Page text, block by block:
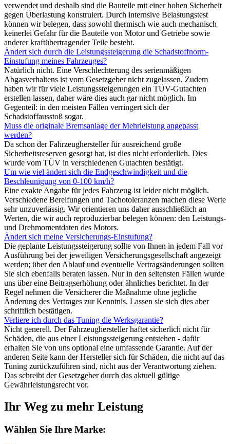
verwendet und deshalb sind die Bauteile mit einer hohen Sicherheit
gegen Überlastung konstruiert. Durch internsive Belastungstest
können wir belegen, dass sowohl thermisch wie auch mechanisch
keinerlei Gefahr für die Bauteile von Motor und Getriebe sowie
anderer kraftübertragender Teile besteht.
Ändert sich durch die Leistungssteigerung die Schadstoffnorm-
Einstufung meines Fahrzeuges?
Natürlich nicht. Eine Verschlechterung des serienmäßigen
Abgasverhaltens ist vom Gesetzgeber nicht zugelassen. Zudem
haben wir für viele Leistungssteigerungen ein TÜV-Gutachten
erstellen lassen, daher wäre dies auch gar nicht möglich. Im
Gegenteil: in den meisten Fällen verringert sich der
Schadstoffausstoß sogar.
Muss die originale Bremsanlage der Mehrleistung angepasst
werden?
Da schon der Fahrzeughersteller für ausreichend große
Sicherheitsreserven gesorgt hat, ist dies nicht erforderlich. Dies
wurde vom TÜV in verschiedenen Gutachten bestätigt.
Um wie viel ändert sich die Endgeschwindigkeit und die
Beschleunigung von 0-100 km/h?
Eine exakte Angabe für jedes Fahrzeug ist leider nicht möglich.
Verschiedene Bereifungen und Tachotoleranzen machen diese Werte
sehr unzuverlässig. Wir orientieren uns daher ausschließlich an
Werten, die wir auch reproduzierbar belegen können: den Leistungs-
und Drehmomentdaten des Motors.
Ändert sich meine Versicherungs-Einstufung?
Die geplante Leistungssteigerung sollte von Ihnen in jedem Fall vor
Ausführung bei der jeweiligen Versicherungsgesellschaft angezeigt
werden; über den Ablauf und eventuelle Vertragsänderungen sollten
Sie sich ebenfalls beraten lassen. Nur in den seltensten Fällen wurde
uns über eine Beitragserhöhung oder ähnliches berichtet. In der
Regel nehmen die Versicherer die Maßnahme ohne jegliche
Änderung des Vertrages zur Kenntnis. Lassen sie sich dies aber
schriftlich bestätigen.
Verliere ich durch das Tuning die Werksgarantie?
Nicht generell. Der Fahrzeughersteller haftet sicherlich nicht für
Schäden, die aus einer Leistungssteigerung entstehen - dafür
erhalten Sie von uns optional eine umfassende Garantie. Auf der
anderen Seite kann der Hersteller sich für Schäden, die nicht auf das
Tuning zurückzuführen sind, nicht aus der Verantwortung ziehen.
Das schreibt der Gesetzgeber durch das aktuell gültige
Gewährleistungsrecht vor.
Ihr Weg zu mehr Leistung
Wählen Sie Ihre Marke: